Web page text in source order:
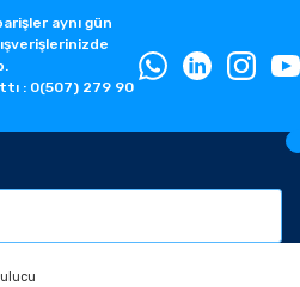
aynı gün
: 0(507) 279 90